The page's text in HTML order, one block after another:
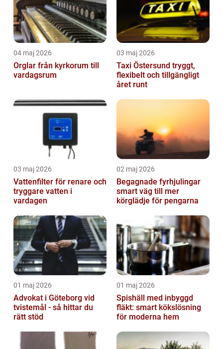
04 maj 2026
Orglar från kyrkorum till
vardagsrum
03 maj 2026
Taxi Östersund tryggt,
flexibelt och tillgängligt
året runt
03 maj 2026
Vattenfilter för renare och
tryggare vatten i
vardagen
02 maj 2026
Begagnade fyrhjulingar
smart väg till mer
körglädje för pengarna
01 maj 2026
Advokat i Göteborg vid
tvistemål - så hittar du
rätt stöd
01 maj 2026
Spishäll med inbyggd
fläkt: smart kökslösning
för moderna hem